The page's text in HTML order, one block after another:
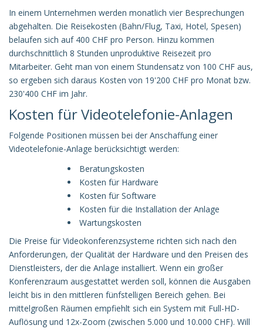
In einem Unternehmen werden monatlich vier Besprechungen
abgehalten. Die Reisekosten (Bahn/Flug, Taxi, Hotel, Spesen)
belaufen sich auf 400 CHF pro Person. Hinzu kommen
durchschnittlich 8 Stunden unproduktive Reisezeit pro
Mitarbeiter. Geht man von einem Stundensatz von 100 CHF aus,
so ergeben sich daraus Kosten von 19'200 CHF pro Monat bzw.
230'400 CHF im Jahr.
Kosten für Videotelefonie-Anlagen
Folgende Positionen müssen bei der Anschaffung einer
Videotelefonie-Anlage berücksichtigt werden:
Beratungskosten
Kosten für Hardware
Kosten für Software
Kosten für die Installation der Anlage
Wartungskosten
Die Preise für Videokonferenzsysteme richten sich nach den
Anforderungen, der Qualität der Hardware und den Preisen des
Dienstleisters, der die Anlage installiert. Wenn ein großer
Konferenzraum ausgestattet werden soll, können die Ausgaben
leicht bis in den mittleren fünfstelligen Bereich gehen. Bei
mittelgroßen Räumen empfiehlt sich ein System mit Full-HD-
Auflösung und 12x-Zoom (zwischen 5.000 und 10.000 CHF). Will